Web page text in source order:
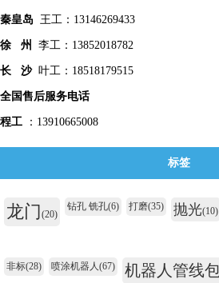
秦皇岛 王工：13146269433
徐 州 李工：13852018782
长 沙叶工：18518179515
全国售后服务电话
程工 ：13910665008
标签
龙门(20)
钻孔 铣孔(6) 打磨(35) 抛光(10)
非标(28) 喷涂机器人(67) 机器人管线